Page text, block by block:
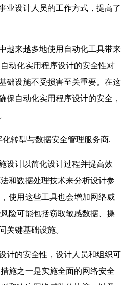
业设计人员的工作方式，提高了
越来越多地使用自动化工具带来
动化实用程序设计的安全性对
础设施不受损害至关重要。在这
保自动化实用程序设计的安全，
设计以简化设计过程并提高效
和数据处理技术来分析设计参
使用这些工具也会增加网络威
险可能包括窃取敏感数据、操
关键基础设施。
计的安全性，设计人员和组织可
施之一是实施全面的网络安全